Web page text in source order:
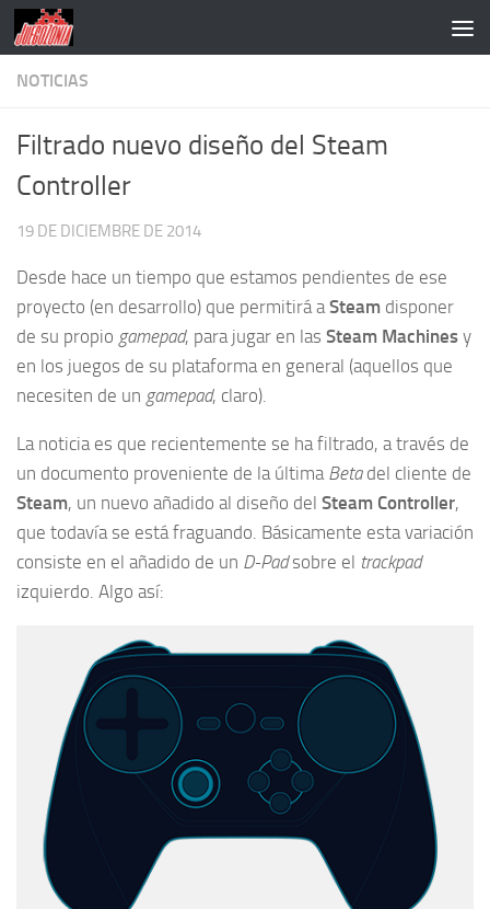
Saltar al contenido
NOTICIAS
Filtrado nuevo diseño del Steam
Controller
19 DE DICIEMBRE DE 2014
Desde hace un tiempo que estamos pendientes de ese
proyecto (en desarrollo) que permitirá a Steam disponer
de su propio gamepad, para jugar en las Steam Machines y
en los juegos de su plataforma en general (aquellos que
necesiten de un gamepad, claro).
La noticia es que recientemente se ha filtrado, a través de
un documento proveniente de la última Betadel cliente de
Steam, un nuevo añadido al diseño del Steam Controller,
que todavía se está fraguando. Básicamente esta variación
consiste en el añadido de un D-Padsobre el trackpad
izquierdo. Algo así: